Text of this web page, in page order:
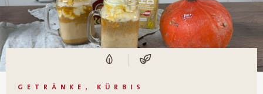
GETRÄNKE, KÜRBIS